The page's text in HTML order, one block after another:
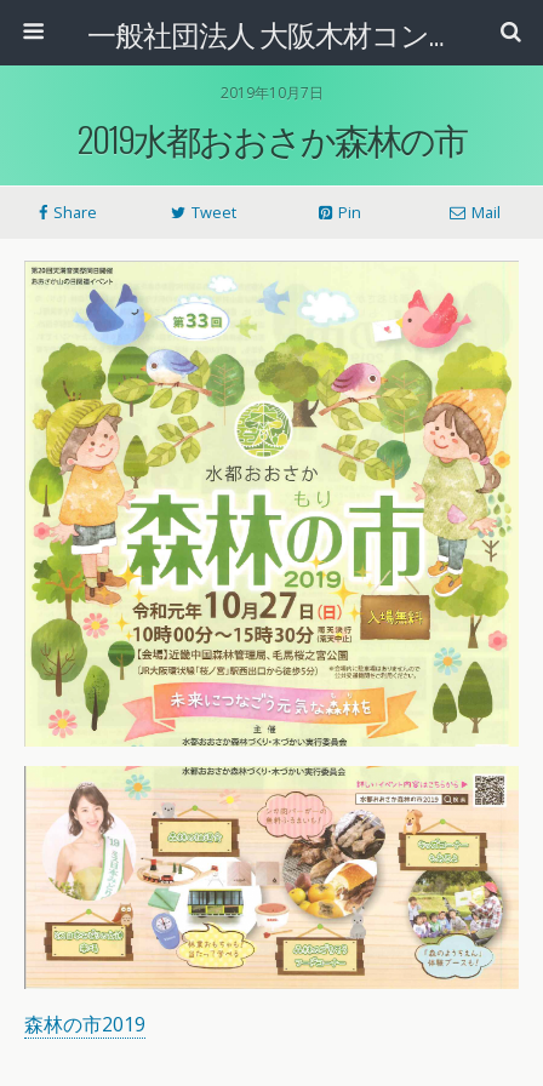
一般社団法人 大阪木材コンビナート協会
2019年10月7日
2019水都おおさか森林の市
Share Tweet Pin Mail
森林の市2019